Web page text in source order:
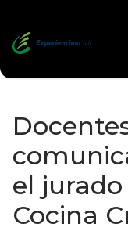
el
Cocina